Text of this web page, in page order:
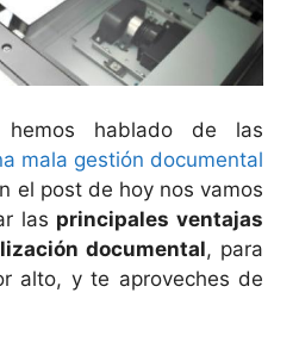
hemos hablado de las
mala gestión documental
el post de hoy nos vamos
las principales ventajas
documental, para
alto, y te aproveches de